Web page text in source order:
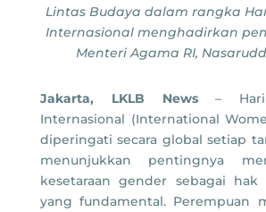
Lintas Budaya dalam rangka
Internasional menghadirkan
Menteri Agama RI,
Jakarta, LKLB News– Hari
Internasional (International
diperingati secara global setiap
menunjukkan pentingnya
kesetaraan gender sebagai hak
yang fundamental. Perempuan